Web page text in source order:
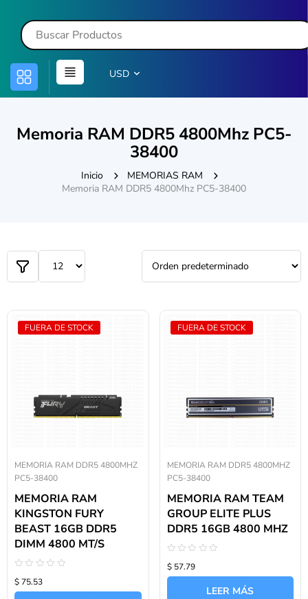
USD
Memoria RAM DDR5 4800Mhz PC5-
38400
Inicio
MEMORIAS RAM
Memoria RAM DDR5 4800Mhz PC5-38400
FUERA DE STOCK
MEMORIA RAM DDR5 4800MHZ
PC5-38400
MEMORIA RAM
KINGSTON FURY
BEAST 16GB DDR5
DIMM 4800 MT/S
con
0
$ 75.53
FUERA DE STOCK
MEMORIA RAM DDR5 4800MHZ
PC5-38400
MEMORIA RAM TEAM
GROUP ELITE PLUS
DDR5 16GB 4800 MHZ
con
0
$ 57.79
LEER MÁS